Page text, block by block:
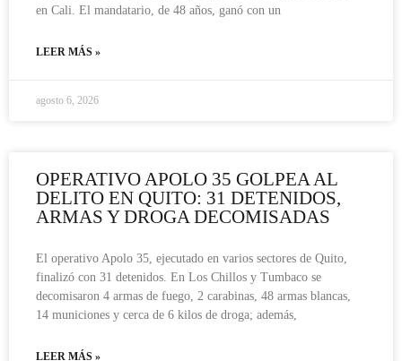
en Cali. El mandatario, de 48 años, ganó con un
LEER MÁS »
agosto 6, 2026
OPERATIVO APOLO 35 GOLPEA AL
DELITO EN QUITO: 31 DETENIDOS,
ARMAS Y DROGA DECOMISADAS
El operativo Apolo 35, ejecutado en varios sectores de Quito,
finalizó con 31 detenidos. En Los Chillos y Tumbaco se
decomisaron 4 armas de fuego, 2 carabinas, 48 armas blancas,
14 municiones y cerca de 6 kilos de droga; además,
LEER MÁS »